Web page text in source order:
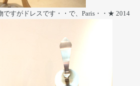
ですがドレスです・・で、Paris・・★ 2014